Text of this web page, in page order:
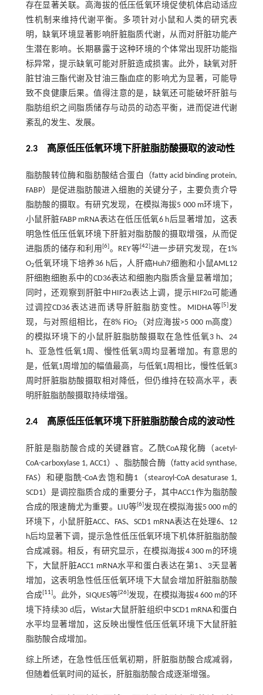
存在显著关联。高海拔的低压低氧环境促使机体启动适应
性机制来维持代谢平衡。多项针对小鼠和人类的研究表
明，缺氧环境显著影响肝脏脂质代谢，从而对肝脏功能产
生潜在影响。长期暴露于这种环境的个体常出现肝功能指
标异常，提示缺氧可能对肝脏造成损害。此外，缺氧对肝
脏甘油三酯代谢及甘油三酯血症的影响尤为显著，可能导
致不良健康后果。值得注意的是，缺氧还可能破坏肝脏与
脂肪组织之间脂质储存与动员的动态平衡，进而促进代谢
紊乱的发生、发展。
2.3 高原低压低氧环境下肝脏脂肪酸摄取的波动性
脂肪酸转位酶和脂肪酸结合蛋白（fatty acid binding protein,
FABP）是促进脂肪酸进入细胞的关键分子，主要负责介导
脂肪酸的摄取。有研究发现，在模拟海拔5 000 m环境下，
小鼠肝脏FABP mRNA表达在低压低氧6 h后显著增加，这表
明急性低压低氧环境下肝脏对脂肪酸的摄取增强，从而促
进脂质的储存和利用 [6 。REY等 [42 进一步研究发现，在1%
O2低氧环境下培养36 h后，人肝癌Huh7细胞和小鼠AML12
肝细胞细胞系中的CD36表达和细胞内脂质含量显著增加；
同时，还观察到肝脏中HIF2α表达上调，提示HIF2α可能通
过调控CD36表达进而诱导肝脏脂肪变性。MIDHA等 [5 发
现，与对照组相比，在8% FiO2
（对应海拔>5 000 m高度）
的模拟环境下的小鼠肝脏脂肪酸摄取在急性低氧3 h、24
h、亚急性低氧1周、慢性低氧3周均显著增加。有意思的
是，低氧1周增加的幅值最高，与低氧1周相比，慢性低氧3
周时肝脏脂肪酸摄取相对降低，但仍维持在较高水平，表
明肝脏脂肪酸摄取持续增强。
2.4 高原低压低氧环境下肝脏脂肪酸合成的波动性
肝脏是脂肪酸合成的关键器官。乙酰CoA羧化酶（acetyl-
CoA-carboxylase 1, ACC1）、脂肪酸合酶（fatty acid synthase,
FAS）和硬脂酰-CoA去饱和酶1（stearoyl-CoA desaturase 1,
SCD1）是调控脂质合成的重要分子，其中ACC1作为脂肪酸
合成的限速酶尤为重要。LIU等 [6 发现在模拟海拔5 000 m的
环境下，小鼠肝脏ACC、FAS、SCD1 mRNA表达在处理6、12
h后均显著下调，提示急性低压低氧环境下机体肝脏脂肪酸
合成减弱。相反，有研究显示，在模拟海拔4 300 m的环境
下，大鼠肝脏ACC1 mRNA水平和蛋白表达在第1、3天显著
增加，这表明急性低压低氧环境下大鼠会增加肝脏脂肪酸
合成[ 11 。此外，SIQUES等[ 26] 发现，在模拟海拔4 600 m的环
境下持续30 d后，Wistar大鼠肝脏组织中SCD1 mRNA和蛋白
水平均显著增加，这反映出慢性低压低氧环境下大鼠肝脏
脂肪酸合成增加。
综上所述，在急性低压低氧初期，肝脏脂肪酸合成减弱，
但随着低氧时间的延长，肝脏脂肪酸合成逐渐增强。